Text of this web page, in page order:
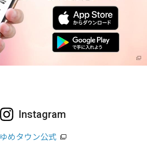
Instagram
ゆめタウン公式